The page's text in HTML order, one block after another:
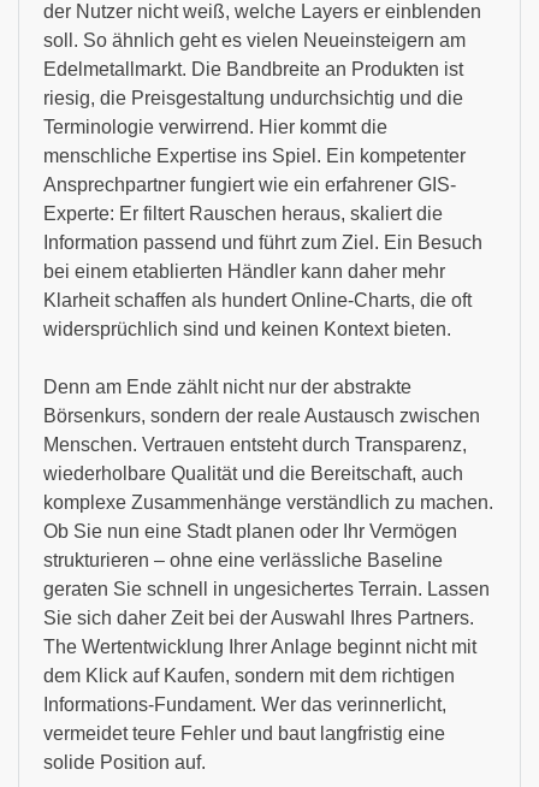
der Nutzer nicht weiß, welche Layers er einblenden
soll. So ähnlich geht es vielen Neueinsteigern am
Edelmetallmarkt. Die Bandbreite an Produkten ist
riesig, die Preisgestaltung undurchsichtig und die
Terminologie verwirrend. Hier kommt die
menschliche Expertise ins Spiel. Ein kompetenter
Ansprechpartner fungiert wie ein erfahrener GIS-
Experte: Er filtert Rauschen heraus, skaliert die
Information passend und führt zum Ziel. Ein Besuch
bei einem etablierten Händler kann daher mehr
Klarheit schaffen als hundert Online-Charts, die oft
widersprüchlich sind und keinen Kontext bieten.
Denn am Ende zählt nicht nur der abstrakte
Börsenkurs, sondern der reale Austausch zwischen
Menschen. Vertrauen entsteht durch Transparenz,
wiederholbare Qualität und die Bereitschaft, auch
komplexe Zusammenhänge verständlich zu machen.
Ob Sie nun eine Stadt planen oder Ihr Vermögen
strukturieren – ohne eine verlässliche Baseline
geraten Sie schnell in ungesichertes Terrain. Lassen
Sie sich daher Zeit bei der Auswahl Ihres Partners.
The Wertentwicklung Ihrer Anlage beginnt nicht mit
dem Klick auf Kaufen, sondern mit dem richtigen
Informations-Fundament. Wer das verinnerlicht,
vermeidet teure Fehler und baut langfristig eine
solide Position auf.